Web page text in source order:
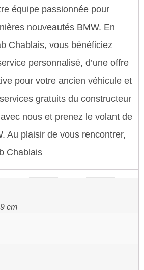
équipe passionnée pour
nouveautés BMW. En
Chablais, vous bénéficiez
personnalisé, d’une offre
pour votre ancien véhicule et
gratuits du constructeur
nous et prenez le volant de
Au plaisir de vous rencontrer,
Chablais
cm